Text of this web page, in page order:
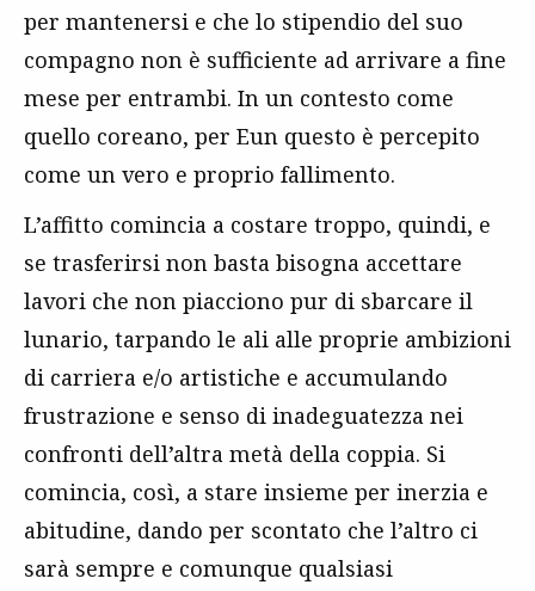
per mantenersi e che lo stipendio del suo
compagno non è sufficiente ad arrivare a fine
mese per entrambi. In un contesto come
quello coreano, per Eun questo è percepito
come un vero e proprio fallimento.
L’affitto comincia a costare troppo, quindi, e
se trasferirsi non basta bisogna accettare
lavori che non piacciono pur di sbarcare il
lunario, tarpando le ali alle proprie ambizioni
di carriera e/o artistiche e accumulando
frustrazione e senso di inadeguatezza nei
confronti dell’altra metà della coppia. Si
comincia, così, a stare insieme per inerzia e
abitudine, dando per scontato che l’altro ci
sarà sempre e comunque qualsiasi